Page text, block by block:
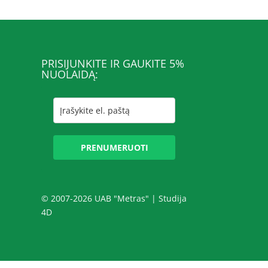
PRISIJUNKITE IR GAUKITE 5%
NUOLAIDĄ:
PRENUMERUOTI
© 2007-2026 UAB "Metras" | Studija
4D